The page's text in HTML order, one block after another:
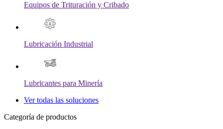
Equipos de Trituración y Cribado
Lubricación Industrial
Lubricantes para Minería
Ver todas las soluciones
Categoría de productos